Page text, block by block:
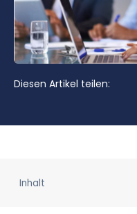
Diesen Artikel teilen:
Inhalt